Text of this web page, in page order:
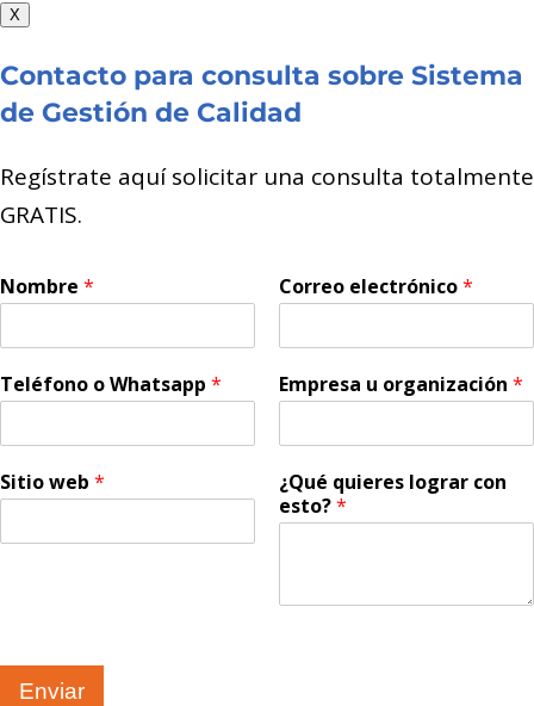
X
Contacto para consulta sobre Sistema
de Gestión de Calidad
Regístrate aquí solicitar una consulta totalmente
GRATIS.
Nombre * Correo electrónico*
Teléfono o Whatsapp * Empresa u organización *
Sitio web *
¿Qué quieres lograr con
esto?*
Enviar